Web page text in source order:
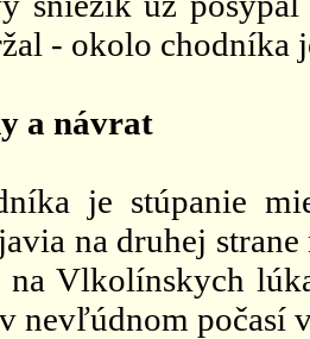
- okolo chodníka
a návrat
je stúpanie
na druhej
na Vlkolínskych
nevľúdnom počasí